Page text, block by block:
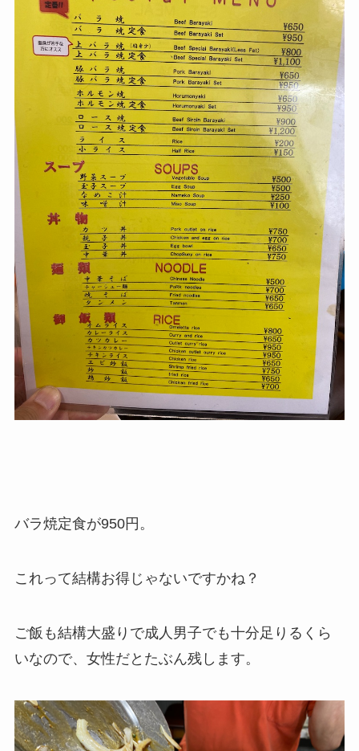
バラ焼定食が950円。
これって結構お得じゃないですかね？
ご飯も結構大盛りで成人男子でも十分足りるくら
いなので、女性だとたぶん残します。